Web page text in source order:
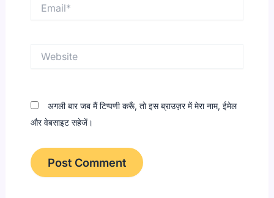
अगली बार जब मैं टिप्पणी करूँ, तो इस ब्राउज़र में मेरा नाम, ईमेल
और वेबसाइट सहेजें।